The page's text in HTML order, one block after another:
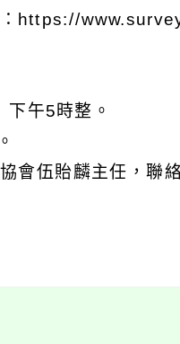
https://
午5時整。
會伍貽麟主任，聯